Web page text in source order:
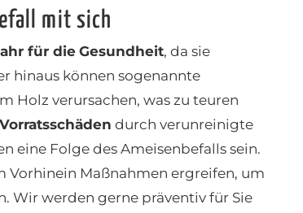
mit sich
für die Gesundheit, da sie
hinaus können sogenannte
Holz verursachen, was zu teuren
Vorratsschäden durch verunreinigte
eine Folge des Ameisenbefalls sein.
Vorhinein Maßnahmen ergreifen, um
Wir werden gerne präventiv für Sie